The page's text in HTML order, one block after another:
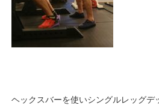
ヘックスバーを使いシングルレッグデ